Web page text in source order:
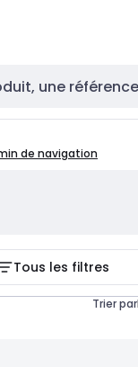
de navigation
Tous les filtres
Trier par